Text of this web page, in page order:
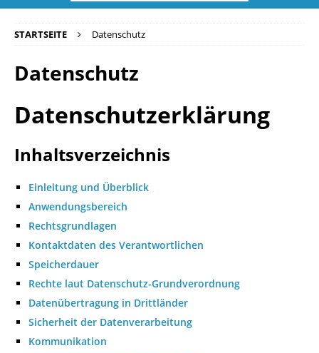
STARTSEITE Datenschutz
Datenschutz
Datenschutzerklärung
Inhaltsverzeichnis
Einleitung und Überblick
Anwendungsbereich
Rechtsgrundlagen
Kontaktdaten des Verantwortlichen
Speicherdauer
Rechte laut Datenschutz-Grundverordnung
Datenübertragung in Drittländer
Sicherheit der Datenverarbeitung
Kommunikation